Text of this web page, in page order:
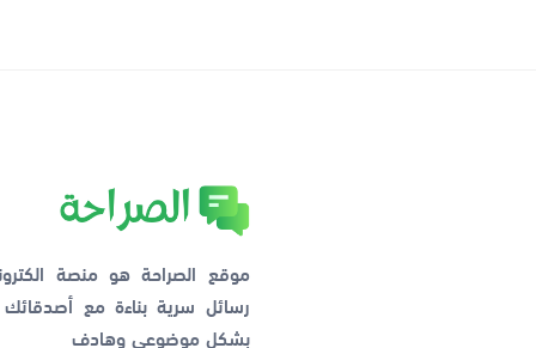
موقع الصراحة هو منصة
رسائل سرية بناءة مع
بشكل موضوعي وهادف